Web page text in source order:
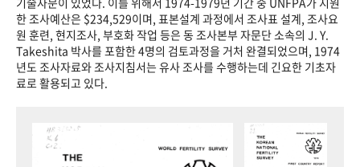
한 조사예산은 $234,529이며, 표본설계 과정에서 조사표 설계, 조사요
원 훈련, 현지조사, 부호화 작업 등은 동 조사본부 자문단 소속의 J. Y.
Takeshita 박사를 포함한 4명의 검토과정을 거처 완결되었으며, 1974
년도 조사자료와 조사지침서는 유사 조사를 수행하는데 긴요한 기초자
료로 활용되고 있다.